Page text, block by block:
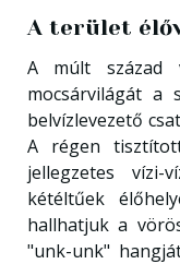
A terület
A múlt század
mocsárvilágát a
belvízlevezető
A régen
jellegzetes vízi-
kétéltűek
hallhatjuk a
"unk-unk"